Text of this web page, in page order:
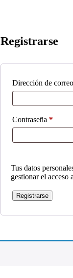
Registrarse
Dirección de
Contraseña *
Tus datos
gestionar el acceso
Registrarse